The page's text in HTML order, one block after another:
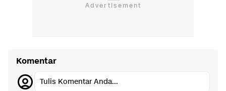
Komentar
Tulis Komentar Anda...